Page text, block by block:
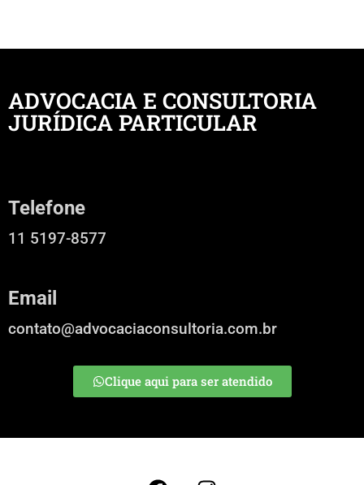
ADVOCACIA E CONSULTORIA
JURÍDICA PARTICULAR
Telefone
11 5197-8577
Email
contato@advocaciaconsultoria.com.br
Clique aqui para ser atendido